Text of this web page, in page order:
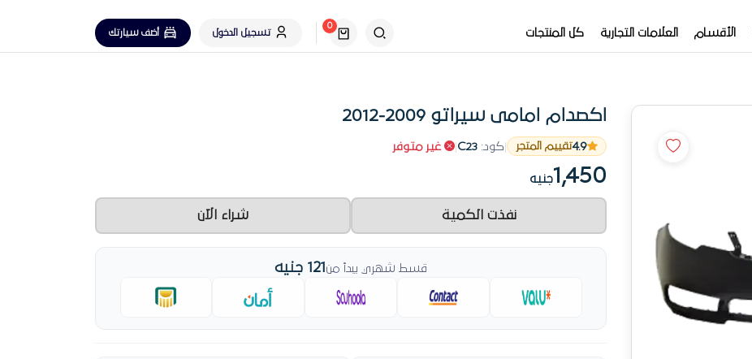
الأقسام العلامات التجارية كل المنتجات
0
تسجيل الدخول
أضف سيارتك
اكصدام امامى سيراتو 2009-2012
4.9تقييم المتجر كود: C23 غير متوفر
1,450جنيه
نفذت الكمية شراء الآن
قسط شهري يبدأ من 121 جنيه